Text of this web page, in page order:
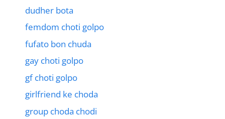
dudher bota
femdom choti golpo
fufato bon chuda
gay choti golpo
gf choti golpo
girlfriend ke choda
group choda chodi